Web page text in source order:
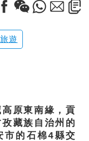
遊
原東南緣，貢
藏族自治州的
市的石棉4縣交